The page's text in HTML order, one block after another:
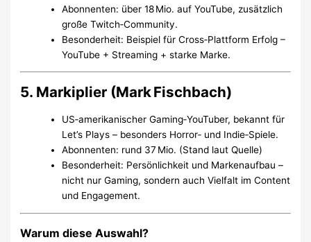
Abonnenten: über 18 Mio. auf YouTube, zusätzlich
große Twitch‑Community.
Besonderheit: Beispiel für Cross‑Plattform Erfolg –
YouTube + Streaming + starke Marke.
5. Markiplier (Mark Fischbach)
US‑amerikanischer Gaming‑YouTuber, bekannt für
Let’s Plays – besonders Horror‑ und Indie‑Spiele.
Abonnenten: rund 37 Mio. (Stand laut Quelle)
Besonderheit: Persönlichkeit und Markenaufbau –
nicht nur Gaming, sondern auch Vielfalt im Content
und Engagement.
Warum diese Auswahl?